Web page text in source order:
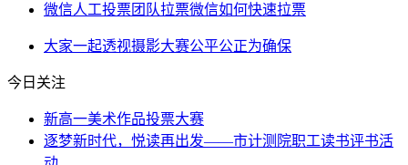
微信人工投票团队拉票微信如何快速拉票
大家一起透视摄影大赛公平公正为确保
今日关注
新高一美术作品投票大赛
逐梦新时代，悦读再出发——市计测院职工读书评书活